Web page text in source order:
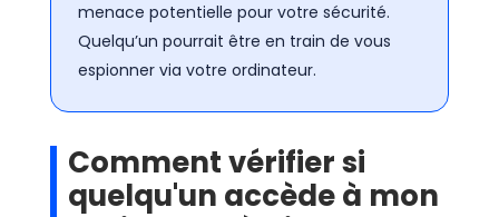
menace potentielle pour votre sécurité.
Quelqu’un pourrait être en train de vous
espionner via votre ordinateur.
Comment vérifier si
quelqu'un accède à mon